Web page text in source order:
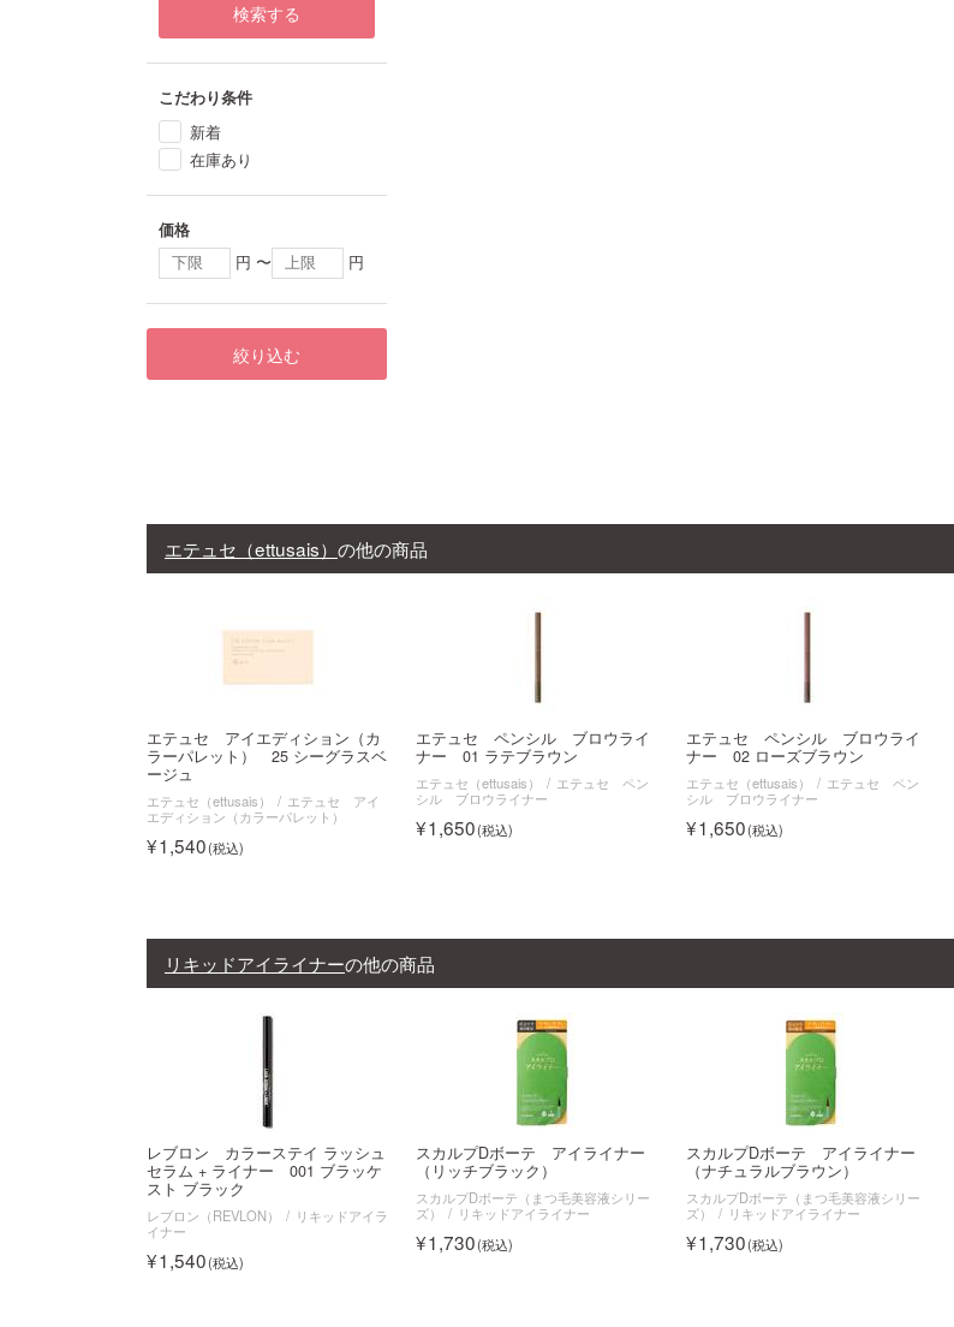
検索する
こだわり条件
新着
在庫あり
価格
円 〜 円
絞り込む
エテュセ（ettusais） の他の商品
エテュセ アイエディション（カ
ラーパレット） 25 シーグラスベ
ージュ
エテュセ（ettusais）
エテュセ アイ
エディション（カラーパレット）
1,540
エテュセ ペンシル ブロウライ
ナー 01 ラテブラウン
エテュセ（ettusais）
エテュセ ペン
シル ブロウライナー
1,650
エテュセ ペンシル ブロウライ
ナー 02 ローズブラウン
エテュセ（ettusais）
エテュセ ペン
シル ブロウライナー
1,650
リキッドアイライナーの他の商品
レブロン カラーステイ ラッシュ
セラム + ライナー 001 ブラッケ
スト ブラック
レブロン（REVLON）
リキッドアイラ
イナー
1,540
スカルプDボーテ アイライナー
（リッチブラック）
スカルプDボーテ（まつ毛美容液シリー
ズ）
リキッドアイライナー
1,730
スカルプDボーテ アイライナー
（ナチュラルブラウン）
スカルプDボーテ（まつ毛美容液シリー
ズ）
リキッドアイライナー
1,730